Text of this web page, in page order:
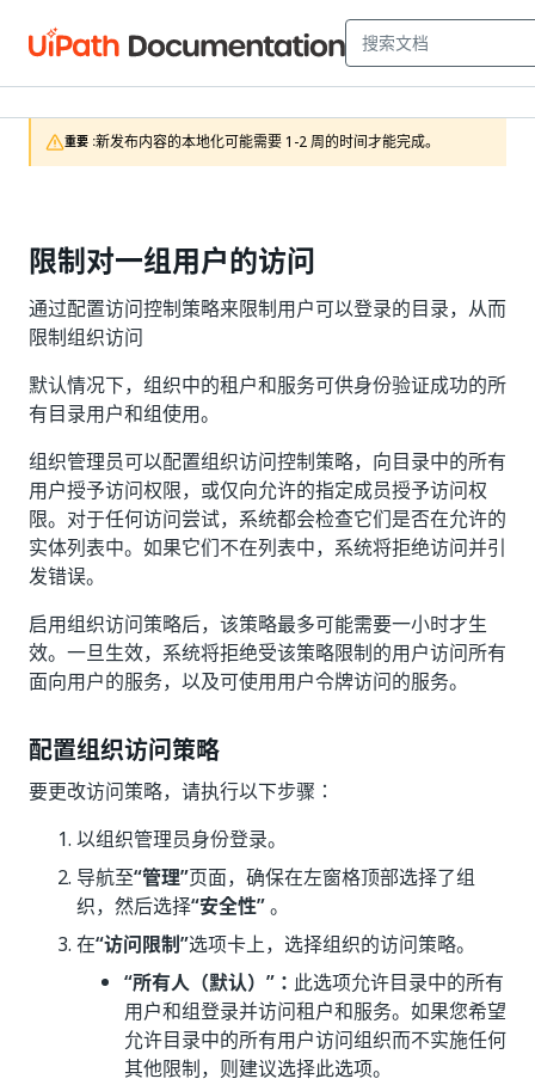
重要 :新发布内容的本地化可能需要 1-2 周的时间才能完成。
限制对一组用户的访问
通过配置访问控制策略来限制用户可以登录的目录，从而
限制组织访问
默认情况下，组织中的租户和服务可供身份验证成功的所
有目录用户和组使用。
组织管理员可以配置组织访问控制策略，向目录中的所有
用户授予访问权限，或仅向允许的指定成员授予访问权
限。对于任何访问尝试，系统都会检查它们是否在允许的
实体列表中。如果它们不在列表中，系统将拒绝访问并引
发错误。
启用组织访问策略后，该策略最多可能需要一小时才生
效。一旦生效，系统将拒绝受该策略限制的用户访问所有
面向用户的服务，以及可使用用户令牌访问的服务。
配置组织访问策略
要更改访问策略，请执行以下步骤：
以组织管理员身份登录。
导航至“管理”页面，确保在左窗格顶部选择了组
织，然后选择“安全性”。
在“访问限制”选项卡上，选择组织的访问策略。
“所有人（默认）”： 此选项允许目录中的所有
用户和组登录并访问租户和服务。如果您希望
允许目录中的所有用户访问组织而不实施任何
其他限制，则建议选择此选项。